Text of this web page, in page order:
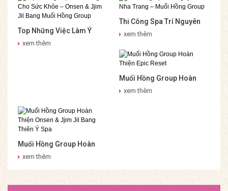
Top Những Việc Làm Ý
Nghĩa Cho Sức Khỏe –
xem thêm
Thi Công Spa Trí Nguyên
Nha Trang – Muối Hồng
xem thêm
Muối Hồng Group Hoàn
Thiện Epic Reset
xem thêm
Muối Hồng Group Hoàn
Thiện Onsen & Jjim Jil
xem thêm